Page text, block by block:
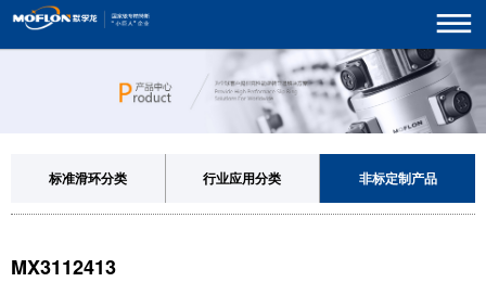
标准滑环分类 行业应用分类 非标定制产品
MX3112413